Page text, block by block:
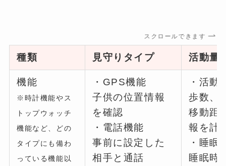
スクロールできます
種類 見守りタイプ 活動量
機能
※時計機能やス
トップウォッチ
機能など、どの
タイプにも備わ
っている機能以
・GPS機能
子供の位置情報
を確認
・電話機能
事前に設定した
相手と通話
・活動
歩数、
移動距
報を計
・睡眠
睡眠時